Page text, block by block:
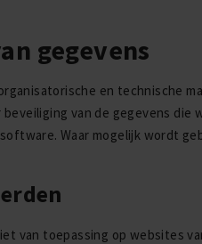
gegevens
en technische
van de gegevens
Waar mogelijk wordt
van toepassing op websites